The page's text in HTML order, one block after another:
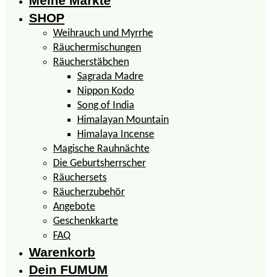
SHOP
Weihrauch und Myrrhe
Räuchermischungen
Räucherstäbchen
Sagrada Madre
Nippon Kodo
Song of India
Himalayan Mountain
Himalaya Incense
Magische Rauhnächte
Die Geburtsherrscher
Räuchersets
Räucherzubehör
Angebote
Geschenkkarte
FAQ
Warenkorb
Dein FUMUM